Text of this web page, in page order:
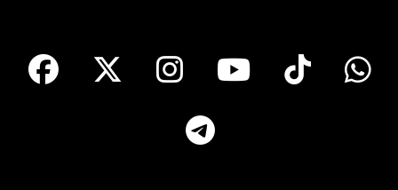
facebook Instagram
Youtube
Tik